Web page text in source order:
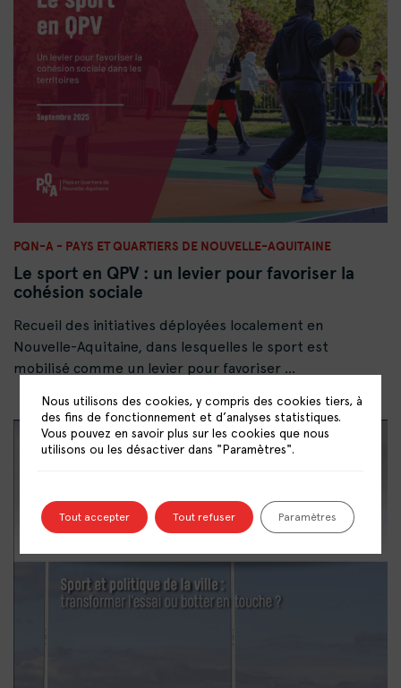
PQN-A - PAYS ET QUARTIERS DE NOUVELLE-AQUITAINE
Le sport en QPV : un levier pour favoriser la
cohésion sociale
Recueil des initiatives déployées localement en
Nouvelle-Aquitaine, dans lesquelles le sport est
mobilisé comme un levier pour favoriser ...
Nous utilisons des cookies, y compris des cookies tiers, à
des fins de fonctionnement et d’analyses statistiques.
Vous pouvez en savoir plus sur les cookies que nous
utilisons ou les désactiver dans "Paramètres".
Tout accepter Tout refuser Paramètres